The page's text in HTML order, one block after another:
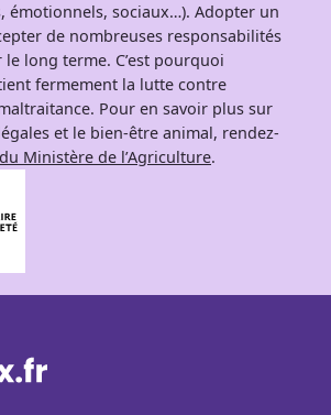
émotionnels, sociaux…). Adopter un
de nombreuses responsabilités
le long terme. C’est pourquoi
fermement la lutte contre
Pour en savoir plus sur
et le bien-être animal, rendez-
Ministère de l’Agriculture.